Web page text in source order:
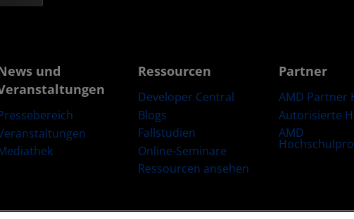
und
Ressourcen
Developer Central
Blogs
Fallstudien
Online-Seminare
Ressourcen ansehen
Partner
AMD Partner
Autorisierte
AMD